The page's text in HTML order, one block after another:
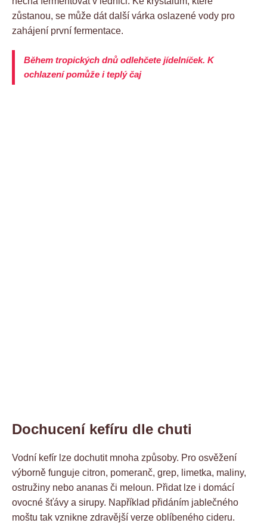
zůstanou, se může dát další várka oslazené vody pro
zahájení první fermentace.
Během tropických dnů odlehčete jídelníček. K
ochlazení pomůže i teplý čaj
Dochucení kefíru dle chuti
Vodní kefír lze dochutit mnoha způsoby. Pro osvěžení
výborně funguje citron, pomeranč, grep, limetka, maliny,
ostružiny nebo ananas či meloun. Přidat lze i domácí
ovocné šťávy a sirupy. Například přidáním jablečného
moštu tak vznikne zdravější verze oblíbeného cideru.